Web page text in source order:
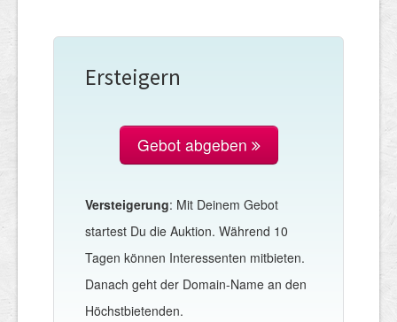
Ersteigern
Gebot abgeben
Versteigerung: Mit Deinem Gebot
startest Du die Auktion. Während 10
Tagen können Interessenten mitbieten.
Danach geht der Domain-Name an den
Höchstbietenden.